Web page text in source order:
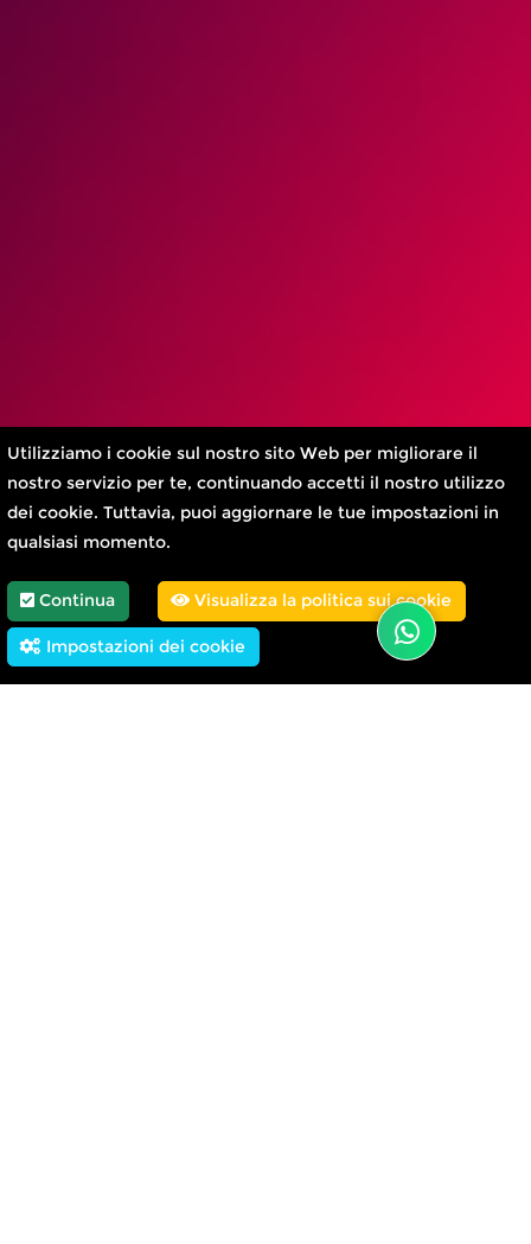
Utilizziamo i cookie sul nostro sito Web per migliorare il
nostro servizio per te, continuando accetti il nostro utilizzo
dei cookie. Tuttavia, puoi aggiornare le tue impostazioni in
qualsiasi momento.
Continua Visualizza la politica sui cookie
Impostazioni dei cookie